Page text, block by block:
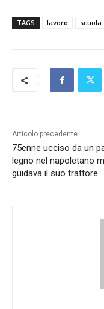
TAGS lavoro scuola
Articolo precedente
75enne ucciso da un
legno nel napoletano
guidava il suo trattore